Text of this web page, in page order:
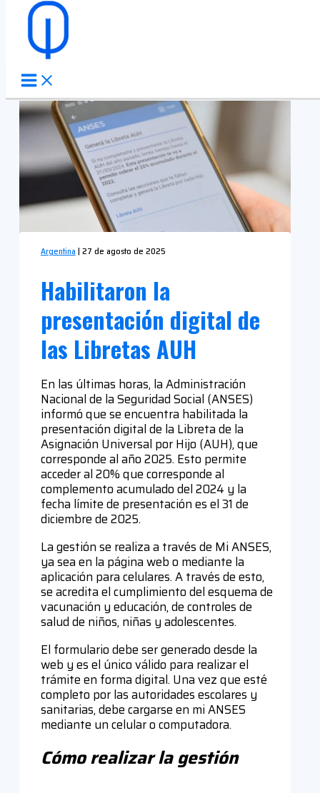
Ir al contenido
Argentina | 27 de agosto de 2025
Habilitaron la
presentación digital de
las Libretas AUH
En las últimas horas, la Administración
Nacional de la Seguridad Social (ANSES)
informó que se encuentra habilitada la
presentación digital de la Libreta de la
Asignación Universal por Hijo (AUH), que
corresponde al año 2025. Esto permite
acceder al 20% que corresponde al
complemento acumulado del 2024 y la
fecha límite de presentación es el 31 de
diciembre de 2025.
La gestión se realiza a través de Mi ANSES,
ya sea en la página web o mediante la
aplicación para celulares. A través de esto,
se acredita el cumplimiento del esquema de
vacunación y educación, de controles de
salud de niños, niñas y adolescentes.
El formulario debe ser generado desde la
web y es el único válido para realizar el
trámite en forma digital. Una vez que esté
completo por las autoridades escolares y
sanitarias, debe cargarse en mi ANSES
mediante un celular o computadora.
Cómo realizar la gestión